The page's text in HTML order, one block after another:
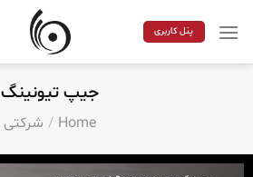
پنل کاربری
جیپ تیونینگ
Home
/ شرکتی